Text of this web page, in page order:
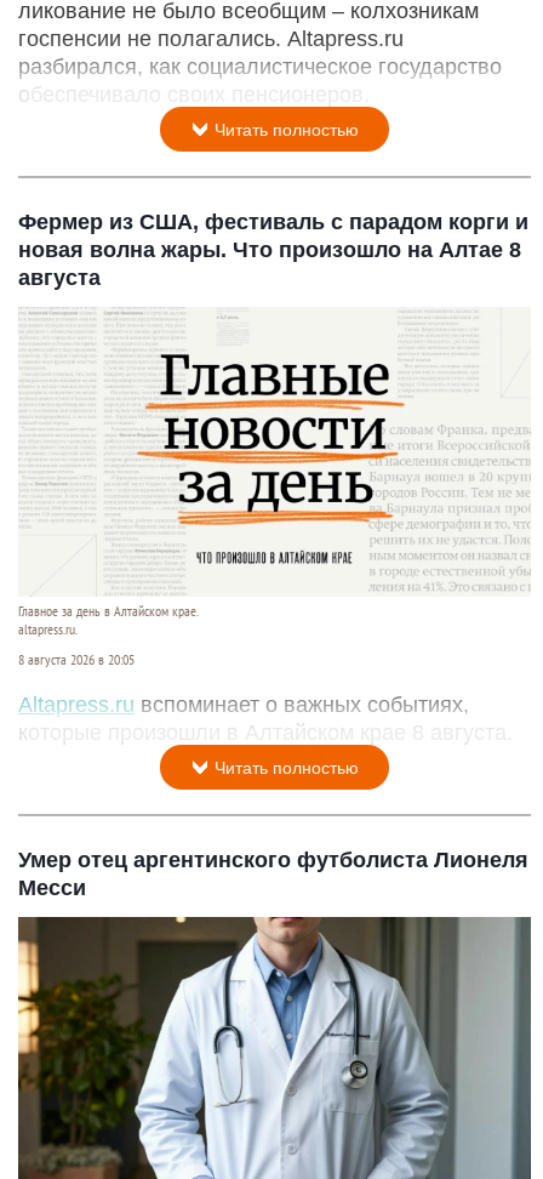
ликование не было всеобщим – колхозникам
госпенсии не полагались. Altapress.ru
разбирался, как социалистическое государство
обеспечивало своих пенсионеров.
Читать полностью
Фермер из США, фестиваль с парадом корги и
новая волна жары. Что произошло на Алтае 8
августа
Главное за день в Алтайском крае.
altapress.ru.
8 августа 2026 в 20:05
Altapress.ru вспоминает о важных событиях,
которые произошли в Алтайском крае 8 августа.
Читать полностью
Умер отец аргентинского футболиста Лионеля
Месси